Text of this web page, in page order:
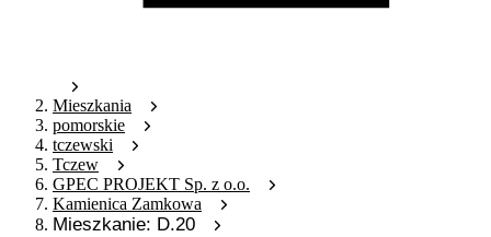
Mieszkania
pomorskie
tczewski
Tczew
GPEC PROJEKT Sp. z o.o.
Kamienica Zamkowa
Mieszkanie: D.20